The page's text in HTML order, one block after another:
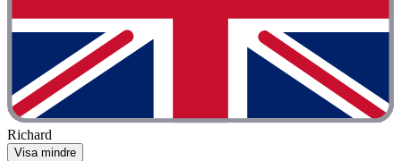
Richard
Visa mindre